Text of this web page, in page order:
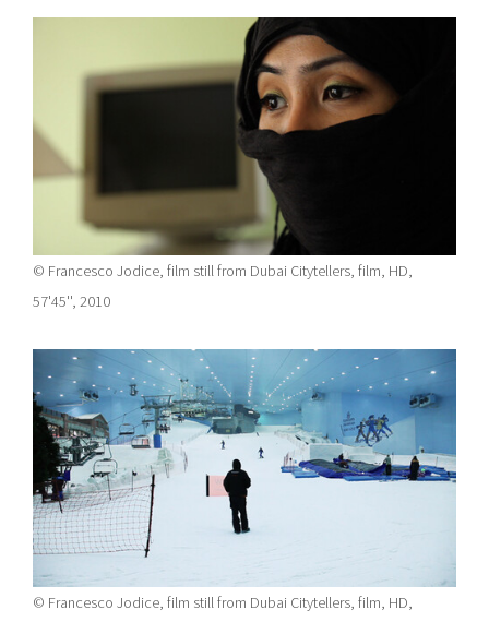
© Francesco Jodice, film still from Dubai Citytellers, film, HD,
57'45'', 2010
© Francesco Jodice, film still from Dubai Citytellers, film, HD,